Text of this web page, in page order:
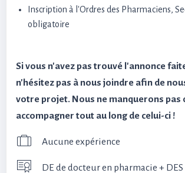
Inscription à l'Ordres des Pharmaciens,
obligatoire
Si vous n'avez pas trouvé l'annonce
n'hésitez pas à nous joindre afin de
votre projet. Nous ne manquerons pas
accompagner tout au long de celui-ci !
Aucune expérience
DE de docteur en pharmacie +